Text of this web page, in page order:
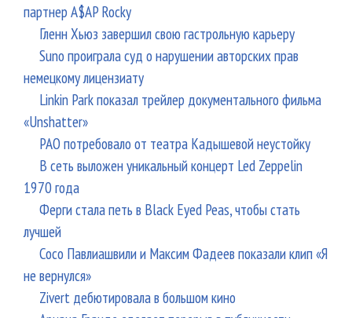
партнер A$AP Rocky
Гленн Хьюз завершил свою гастрольную карьеру
Suno проиграла суд о нарушении авторских прав
немецкому лицензиату
Linkin Park показал трейлер документального фильма
«Unshatter»
РАО потребовало от театра Кадышевой неустойку
В сеть выложен уникальный концерт Led Zeppelin
1970 года
Ферги стала петь в Black Eyed Peas, чтобы стать
лучшей
Сосо Павлиашвили и Максим Фадеев показали клип «Я
не вернулся»
Zivert дебютировала в большом кино